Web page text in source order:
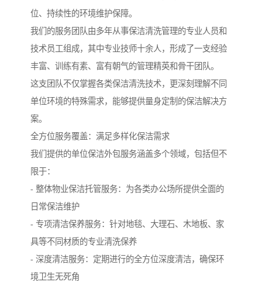
位、持续性的环境维护保障。
我们的服务团队由多年从事保洁清洗管理的专业人员和
技术员工组成，其中专业技师十余人，形成了一支经验
丰富、训练有素、富有朝气的管理精英和骨干团队。
这支团队不仅掌握各类保洁清洗技术，更深刻理解不同
单位环境的特殊需求，能够提供量身定制的保洁解决方
案。
全方位服务覆盖：满足多样化保洁需求
我们提供的单位保洁外包服务涵盖多个领域，包括但不
限于：
- 整体物业保洁托管服务：为各类办公场所提供全面的
日常保洁维护
- 专项清洁保养服务：针对地毯、大理石、木地板、家
具等不同材质的专业清洗保养
- 深度清洁服务：定期进行的全方位深度清洁，确保环
境卫生无死角